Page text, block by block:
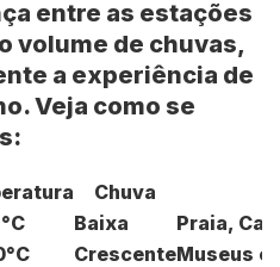
entre as estações
volume de chuvas,
a experiência de
Veja como se
Chuva
Baixa
Praia,
CrescenteMuseus